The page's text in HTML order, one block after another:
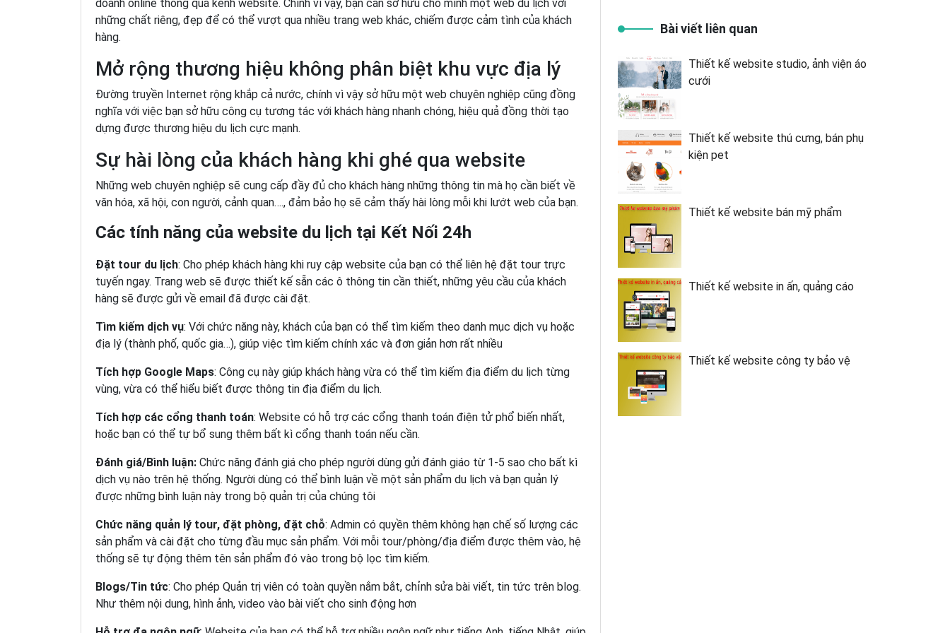
doanh online thông qua kênh website. Chính vì vậy, bạn cần sở hữu cho mình một web du lịch với
những chất riêng, đẹp để có thể vượt qua nhiều trang web khác, chiếm được cảm tình của khách
hàng.
Mở rộng thương hiệu không phân biệt khu vực địa lý
Đường truyền Internet rộng khắp cả nước, chính vì vậy sở hữu một web chuyên nghiệp cũng đồng
nghĩa với việc bạn sở hữu công cụ tương tác với khách hàng nhanh chóng, hiệu quả đồng thời tạo
dựng được thương hiệu du lịch cực mạnh.
Sự hài lòng của khách hàng khi ghé qua website
Những web chuyên nghiệp sẽ cung cấp đầy đủ cho khách hàng những thông tin mà họ cần biết về
văn hóa, xã hội, con người, cảnh quan…., đảm bảo họ sẽ cảm thấy hài lòng mỗi khi lướt web của bạn.
Các tính năng của website du lịch tại Kết Nối 24h
Đặt tour du lịch: Cho phép khách hàng khi ruy cập website của bạn có thể liên hệ đặt tour trực
tuyến ngay. Trang web sẽ được thiết kế sẵn các ô thông tin cần thiết, những yêu cầu của khách
hàng sẽ được gửi về email đã được cài đặt.
Tìm kiếm dịch vụ: Với chức năng này, khách của bạn có thể tìm kiếm theo danh mục dịch vụ hoặc
địa lý (thành phố, quốc gia…), giúp việc tìm kiếm chính xác và đơn giản hơn rất nhiều
Tích hợp Google Maps: Công cụ này giúp khách hàng vừa có thể tìm kiếm địa điểm du lịch từng
vùng, vừa có thể hiểu biết được thông tin địa điểm du lịch.
Tích hợp các cổng thanh toán: Website có hỗ trợ các cổng thanh toán điện tử phổ biến nhất,
hoặc bạn có thể tự bổ sung thêm bất kì cổng thanh toán nếu cần.
Đánh giá/Bình luận: Chức năng đánh giá cho phép người dùng gửi đánh giáo từ 1-5 sao cho bất kì
dịch vụ nào trên hệ thống. Người dùng có thể bình luận về một sản phẩm du lịch và bạn quản lý
được những bình luận này trong bộ quản trị của chúng tôi
Chức năng quản lý tour, đặt phòng, đặt chỗ: Admin có quyền thêm không hạn chế số lượng các
sản phẩm và cài đặt cho từng đầu mục sản phẩm. Với mỗi tour/phòng/địa điểm được thêm vào, hệ
thống sẽ tự động thêm tên sản phẩm đó vào trong bộ lọc tìm kiếm.
Blogs/Tin tức: Cho phép Quản trị viên có toàn quyền nắm bắt, chỉnh sửa bài viết, tin tức trên blog.
Như thêm nội dung, hình ảnh, video vào bài viết cho sinh động hơn
Bài viết liên quan
Thiết kế website studio, ảnh viện áo
cưới
Thiết kế website thú cưng, bán phụ
kiện pet
Thiết kế website bán mỹ phẩm
Thiết kế website in ấn, quảng cáo
Thiết kế website công ty bảo vệ